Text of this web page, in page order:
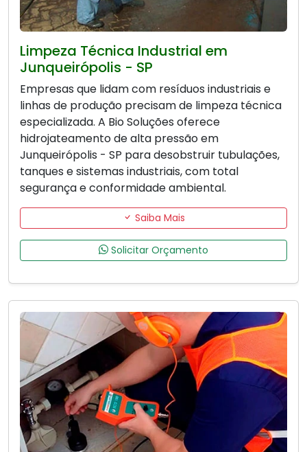
Limpeza Técnica Industrial em
Junqueirópolis - SP
Empresas que lidam com resíduos industriais e
linhas de produção precisam de limpeza técnica
especializada. A Bio Soluções oferece
hidrojateamento de alta pressão em
Junqueirópolis - SP para desobstruir tubulações,
tanques e sistemas industriais, com total
segurança e conformidade ambiental.
Saiba Mais
Solicitar Orçamento